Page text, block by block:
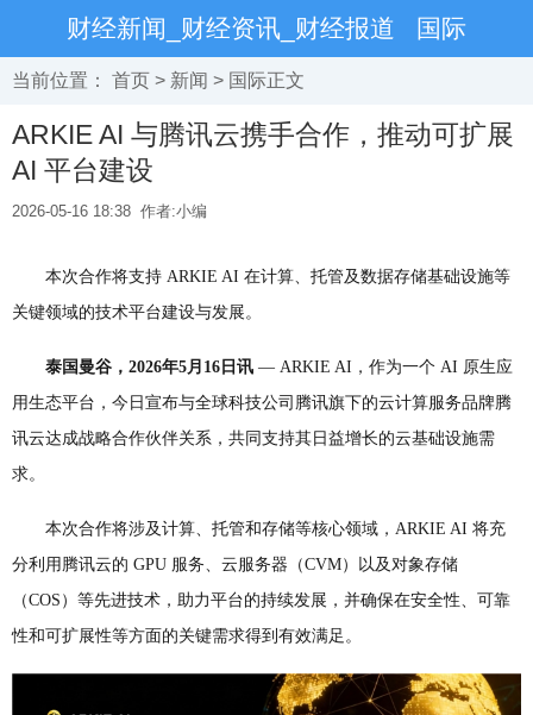
财经新闻_财经资讯_财经报道 国际
当前位置： 首页 > 新闻 > 国际正文
ARKIE AI 与腾讯云携手合作，推动可扩展
AI 平台建设
2026-05-16 18:38 作者:小编
本次合作将支持 ARKIE AI 在计算、托管及数据存储基础设施等
关键领域的技术平台建设与发展。
泰国曼谷，2026年5月16日讯 — ARKIE AI，作为一个 AI 原生应
用生态平台，今日宣布与全球科技公司腾讯旗下的云计算服务品牌腾
讯云达成战略合作伙伴关系，共同支持其日益增长的云基础设施需
求。
本次合作将涉及计算、托管和存储等核心领域，ARKIE AI 将充
分利用腾讯云的 GPU 服务、云服务器（CVM）以及对象存储
（COS）等先进技术，助力平台的持续发展，并确保在安全性、可靠
性和可扩展性等方面的关键需求得到有效满足。